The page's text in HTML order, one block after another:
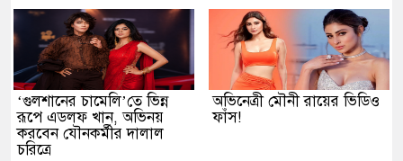
‘গুলশানের চামেলি’তে ভিন্ন
রূপে এডলফ খান, অভিনয়
করবেন যৌনকর্মীর দালাল
চরিত্রে
অভিনেত্রী মৌনী রায়ের ভিডিও
ফাঁস!